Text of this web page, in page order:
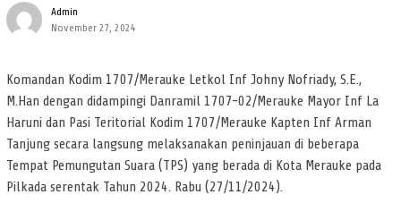
Admin
November 27, 2024
Komandan Kodim 1707/Merauke Letkol Inf Johny Nofriady, S.E.,
M.Han dengan didampingi Danramil 1707-02/Merauke Mayor Inf La
Haruni dan Pasi Teritorial Kodim 1707/Merauke Kapten Inf Arman
Tanjung secara langsung melaksanakan peninjauan di beberapa
Tempat Pemungutan Suara (TPS) yang berada di Kota Merauke pada
Pilkada serentak Tahun 2024. Rabu (27/11/2024).